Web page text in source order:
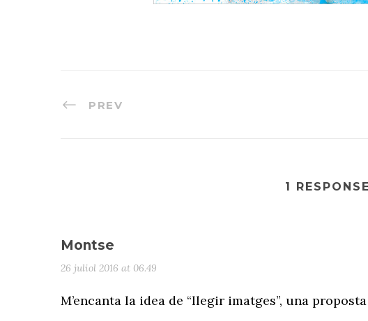
PREV
1 RESPONSE
Montse
26 juliol 2016 at 06.49
M’encanta la idea de “llegir imatges”, una